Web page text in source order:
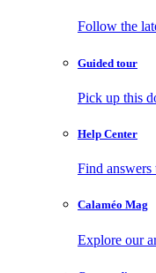
Follow the
Guided tour
Pick up this
Help Center
Find
Calaméo Mag
Explore our